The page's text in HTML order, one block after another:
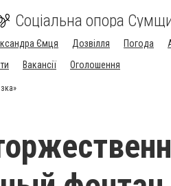
Соціальна опора
Ємця Дозвілля Погода
Вакансії Оголошення